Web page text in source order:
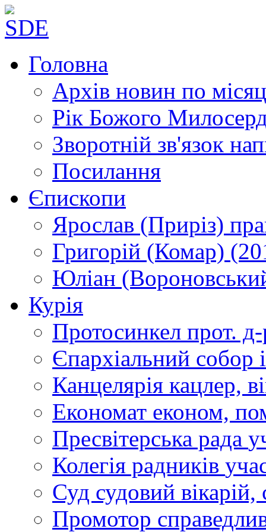
Головна
Архів новин по
Рік Божого
Зворотній зв'язок
Посилання
Єпископи
Ярослав (Приріз)
Григорій (Комар)
Юліан
Курія
Протосинкел прот.
Єпархіальний собор
Канцелярія кацлер,
Економат економ,
Пресвітерська рада
Колегія радників
Суд судовий вікарій,
Промотор